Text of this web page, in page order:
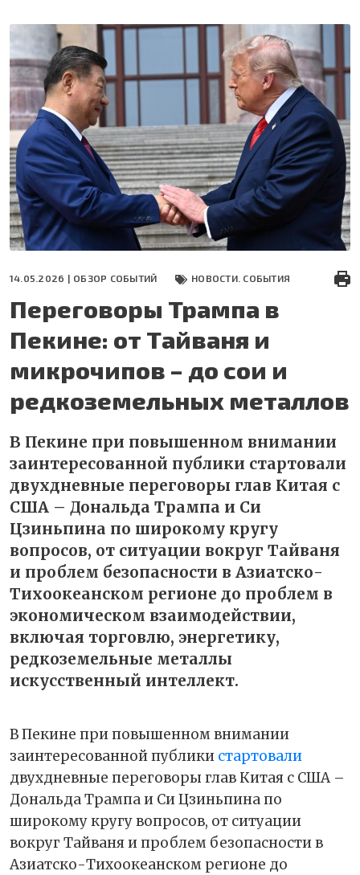
основному
содержанию
14.05.2026 | ОБЗОР СОБЫТИЙ НОВОСТИ. СОБЫТИЯ
Переговоры Трампа в
Пекине: от Тайваня и
микрочипов – до сои и
редкоземельных металлов
В Пекине при повышенном внимании
заинтересованной публики стартовали
двухдневные переговоры глав Китая с
США – Дональда Трампа и Си
Цзиньпина по широкому кругу
вопросов, от ситуации вокруг Тайваня
и проблем безопасности в Азиатско-
Тихоокеанском регионе до проблем в
экономическом взаимодействии,
включая торговлю, энергетику,
редкоземельные металлы
искусственный интеллект.
В Пекине при повышенном внимании
заинтересованной публики стартовали
двухдневные переговоры глав Китая с США –
Дональда Трампа и Си Цзиньпина по
широкому кругу вопросов, от ситуации
вокруг Тайваня и проблем безопасности в
Азиатско-Тихоокеанском регионе до